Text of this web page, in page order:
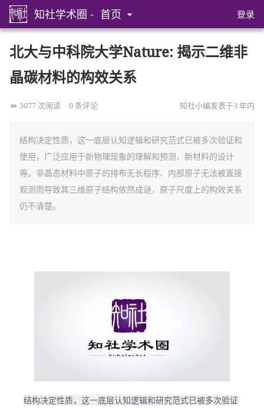
知社学术圈 - 首页 登录
北大与中科院大学Nature: 揭示二维非
晶碳材料的构效关系
3077 次阅读 0 条评论 知社小编发表于3 年内
结构决定性质，这一底层认知逻辑和研究范式已被多次验证和
使用，广泛应用于新物理现象的理解和预测、新材料的设计
等。非晶态材料中原子的排布无长程序、内部原子无法被直接
观测而导致其三维原子结构依然成谜，原子尺度上的构效关系
仍不清楚。
结构决定性质，这一底层认知逻辑和研究范式已被多次验证